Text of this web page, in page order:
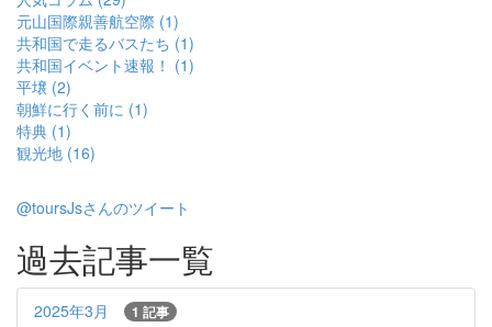
元山国際親善航空際 (1)
共和国で走るバスたち (1)
共和国イベント速報！ (1)
平壌 (2)
朝鮮に行く前に (1)
特典 (1)
観光地 (16)
@toursJsさんのツイート
過去記事一覧
2025年3月 1 記事